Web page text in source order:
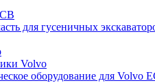
для гусеничных
Volvo
оборудование для Volvo